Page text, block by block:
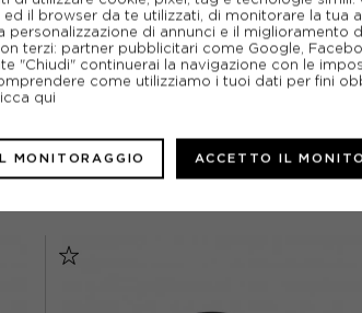
GARMIN
GARMIN VIVOACTIVE 6 NERO SLATE
-20% 263,00€
329,99€
il browser da te utilizzati, di monitorare la tua
di annunci e il miglioramento
terzi: partner pubblicitari come Google,
"Chiudi" continuerai la navigazione con le
come utilizziamo i tuoi dati per fini
qui
MONITORAGGIO ACCETTO IL